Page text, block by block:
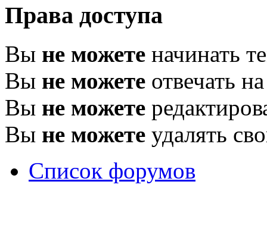
Права доступа
Вы не можете начинать
Вы не можете отвечать
Вы не можете
Вы не можете удалять
Список форумов